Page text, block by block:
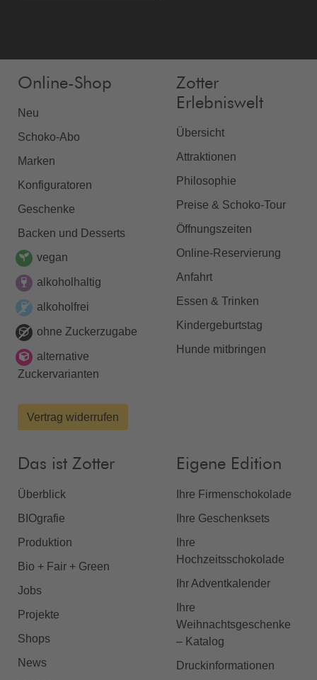
Online-Shop
Neu
Schoko-Abo
Marken
Konfiguratoren
Geschenke
Backen und Desserts
vegan
alkoholhaltig
alkoholfrei
ohne Zuckerzugabe
alternative
Zuckervarianten
Vertrag widerrufen
Zotter
Erlebniswelt
Übersicht
Attraktionen
Philosophie
Preise & Schoko-Tour
Öffnungszeiten
Online-Reservierung
Anfahrt
Essen & Trinken
Kindergeburtstag
Hunde mitbringen
Das ist Zotter
Überblick
BIOgrafie
Produktion
Bio + Fair + Green
Jobs
Projekte
Shops
News
Eigene Edition
Ihre Firmenschokolade
Ihre Geschenksets
Ihre
Hochzeitsschokolade
Ihr Adventkalender
Ihre
Weihnachtsgeschenke
– Katalog
Druckinformationen